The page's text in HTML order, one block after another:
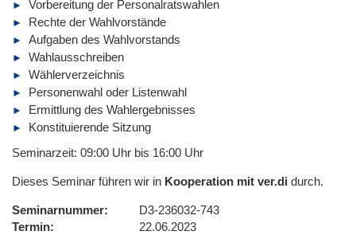
Vorbereitung der Personalratswahlen
Rechte der Wahlvorstände
Aufgaben des Wahlvorstands
Wahlausschreiben
Wählerverzeichnis
Personenwahl oder Listenwahl
Ermittlung des Wahlergebnisses
Konstituierende Sitzung
Seminarzeit: 09:00 Uhr bis 16:00 Uhr
Dieses Seminar führen wir in Kooperation mit ver.di durch.
Seminarnummer
D3-236032-743
Termin
22.06.2023